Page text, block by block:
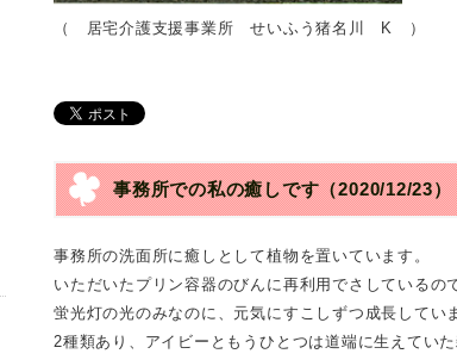
（ 居宅介護支援事業所 せいふう猪名川 K ）
事務所での私の癒しです（2020/12/23）
事務所の洗面所に癒しとして植物を置いています。
いただいたプリン容器のびんに再利用でさしているの
蛍光灯の光のみなのに、元気にすこしずつ成長してい
2種類あり、アイビーともうひとつは道端に生えてい